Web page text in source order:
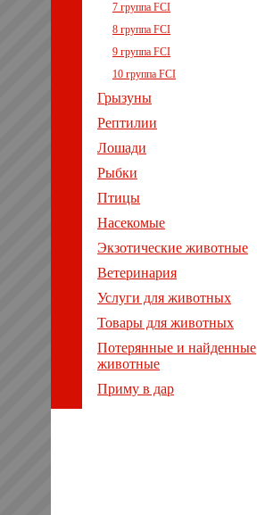
7 группа FCI
8 группа FCI
9 группа FCI
10 группа FCI
Грызуны
Рептилии
Лошади
Рыбки
Птицы
Насекомые
Экзотические животные
Ветеринария
Услуги для животных
Товары для животных
Потерянные и найденные
животные
Приму в дар